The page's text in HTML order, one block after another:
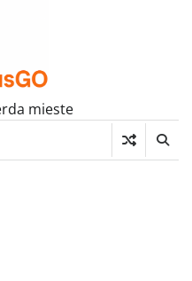
mieste